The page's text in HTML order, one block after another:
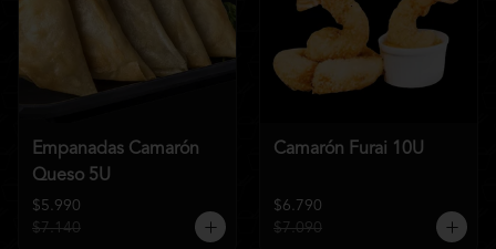
Empanadas Camarón
Queso 5U
$5.990
$7.140
Camarón Furai 10U
$6.790
$7.090